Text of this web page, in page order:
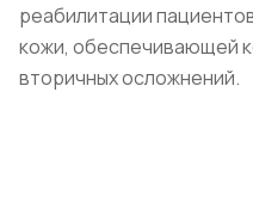
реабилитации
кожи, обеспечивающей
вторичных осложнений.